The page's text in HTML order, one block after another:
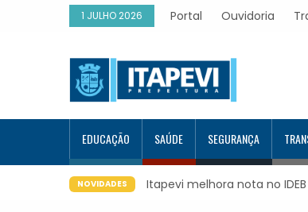
1 JULHO 2026 Portal Ouvidoria
EDUCAÇÃO SAÚDE SEGURANÇA
NOVIDADES
educacional da regiãoItapevi forma mais 120